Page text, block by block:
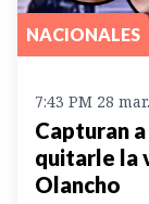
NACIONALES
7:43 PM 28
Capturan
quitarle la
Olancho